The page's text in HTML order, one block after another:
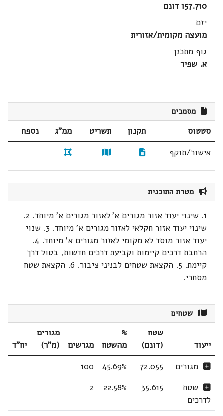
157.710 דונם
יזם
מועצה מקומית/אזורית
גוף מתכנן
א. שפיר
מסמכים
סטטוס תקנון תשריט ממ"ג
נספח
אישור/תוקף
מטרת התוכנית
1. שינוי יעוד אזור מגורים א' לאזור מגורים א' מיוחד. 2.
שינוי יעוד אזור חקלאי לאזור מגורים א' מיוחד. 3. שנוי
יעוד אזור מוסד לא מקומי לאזור מגורים א' מיוחד. 4.
הרחבת דרכים קיימות וקביעת דרכים חדשות, בטול דרך
קיימת. 5. הקצאת שטחים לבניני ציבור. 6. הקצאת שטח
מסחרי.
שטחים
ייעוד
שטח
(דונם)
%
מהשטח
מגרשים
מגורים
(מ"ר)
יח"ד
מגורים
72.055
45.69%
100
שטח
לדרכים
35.615
22.58%
2